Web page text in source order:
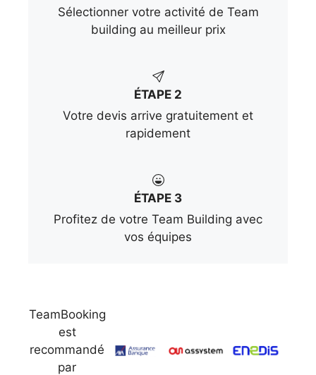
Sélectionner votre activité de Team
building au meilleur prix
ÉTAPE 2
Votre devis arrive gratuitement et
rapidement
ÉTAPE 3
Profitez de votre Team Building avec
vos équipes
TeamBooking
est
recommandé
par